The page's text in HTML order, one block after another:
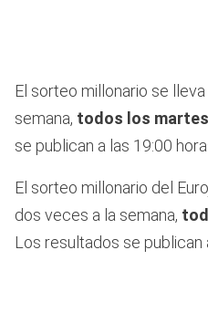
El sorteo millonario se
semana, todos los
se publican a las 19:00
El sorteo millonario del
dos veces a la semana,
Los resultados se publican